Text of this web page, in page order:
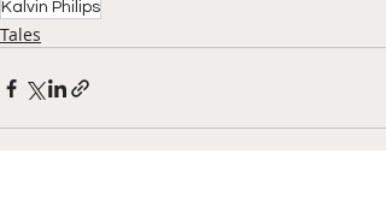
Kalvin Philips
Tales